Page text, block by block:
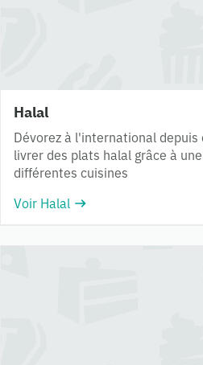
Halal
Dévorez à l'international depuis
livrer des plats halal grâce à
différentes cuisines
Voir Halal